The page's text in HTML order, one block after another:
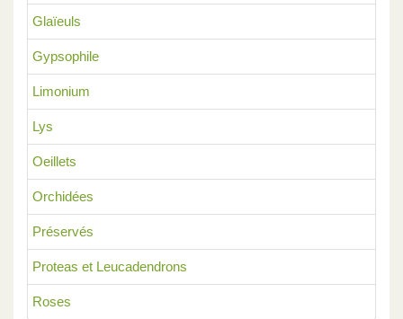
Glaïeuls
Gypsophile
Limonium
Lys
Oeillets
Orchidées
Préservés
Proteas et Leucadendrons
Roses